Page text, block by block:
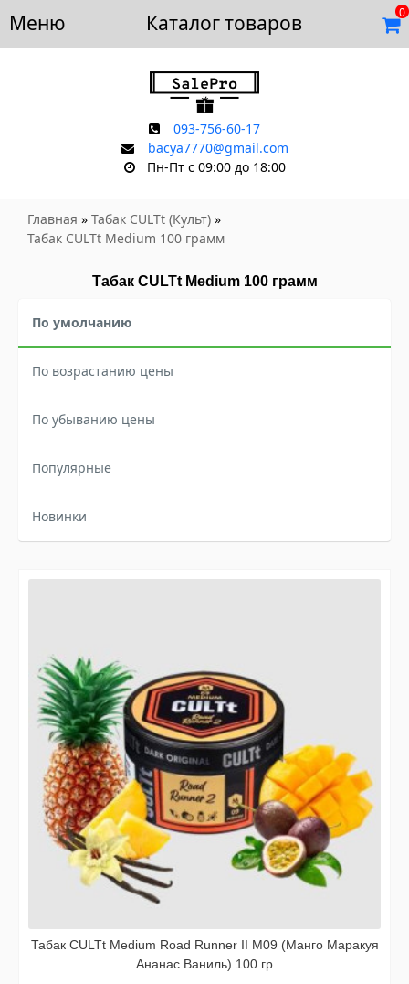
Меню Каталог товаров 0
Доставка и оплата Отзывы Скидки Контакты
093-756-60-17
bacya7770@gmail.com
Пн-Пт с 09:00 до 18:00
Главная » Табак CULTt (Культ) »
Табак CULTt Medium 100 грамм
Табак CULTt Medium 100 грамм
По умолчанию
По возрастанию цены
По убыванию цены
Популярные
Новинки
Табак CULTt Medium Road Runner II M09 (Манго Маракуя
Ананас Ваниль) 100 гр